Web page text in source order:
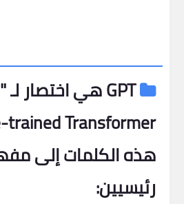
هذه الكلمات إلى
رئيسيين: